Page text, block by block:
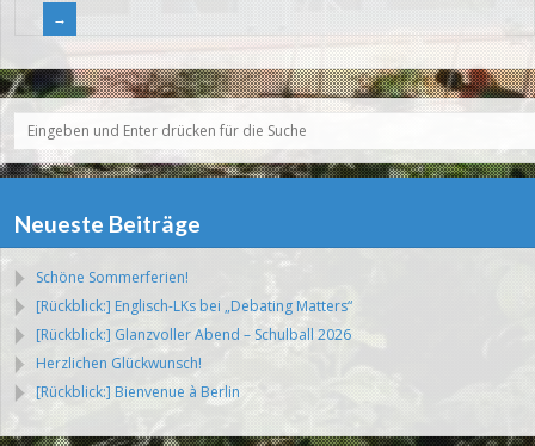
Neueste Beiträge
Schöne Sommerferien!
[Rückblick:] Englisch-LKs bei „Debating Matters“
[Rückblick:] Glanzvoller Abend – Schulball 2026
Herzlichen Glückwunsch!
[Rückblick:] Bienvenue à Berlin